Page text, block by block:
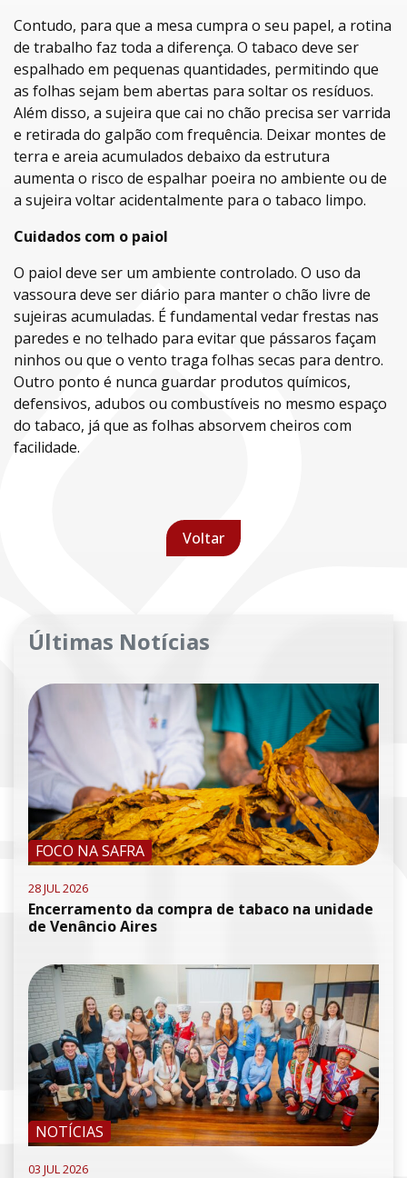
Contudo, para que a mesa cumpra o seu papel, a rotina
de trabalho faz toda a diferença. O tabaco deve ser
espalhado em pequenas quantidades, permitindo que
as folhas sejam bem abertas para soltar os resíduos.
Além disso, a sujeira que cai no chão precisa ser varrida
e retirada do galpão com frequência. Deixar montes de
terra e areia acumulados debaixo da estrutura
aumenta o risco de espalhar poeira no ambiente ou de
a sujeira voltar acidentalmente para o tabaco limpo.
Cuidados com o paiol
O paiol deve ser um ambiente controlado. O uso da
vassoura deve ser diário para manter o chão livre de
sujeiras acumuladas. É fundamental vedar frestas nas
paredes e no telhado para evitar que pássaros façam
ninhos ou que o vento traga folhas secas para dentro.
Outro ponto é nunca guardar produtos químicos,
defensivos, adubos ou combustíveis no mesmo espaço
do tabaco, já que as folhas absorvem cheiros com
facilidade.
Voltar
Últimas Notícias
FOCO NA SAFRA
28 JUL 2026
Encerramento da compra de tabaco na unidade
de Venâncio Aires
NOTÍCIAS
03 JUL 2026